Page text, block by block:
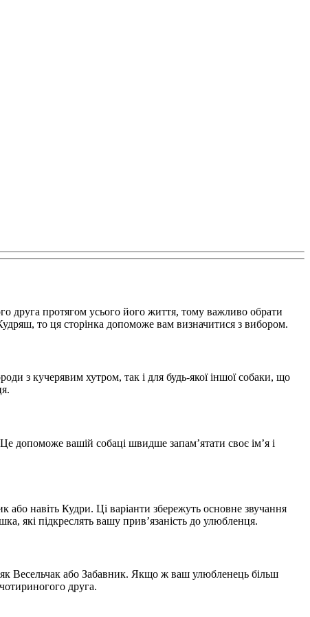
друга протягом усього його життя, тому важливо обрати
то ця сторінка допоможе вам визначитися з вибором.
з кучерявим хутром, так і для будь-якої іншої собаки, що
допоможе вашій собаці швидше запам’ятати своє ім’я і
навіть Кудри. Ці варіанти збережуть основне звучання
які підкреслять вашу прив’язаність до улюбленця.
Весельчак або Забавник. Якщо ж ваш улюбленець більш
друга.